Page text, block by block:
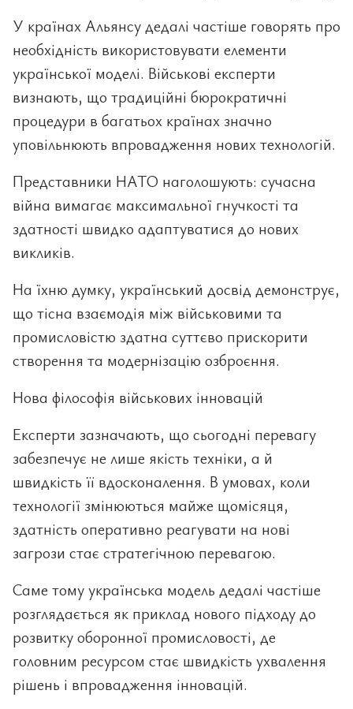
У країнах Альянсу дедалі частіше говорять про
необхідність використовувати елементи
української моделі. Військові експерти
визнають, що традиційні бюрократичні
процедури в багатьох країнах значно
уповільнюють впровадження нових технологій.
Представники НАТО наголошують: сучасна
війна вимагає максимальної гнучкості та
здатності швидко адаптуватися до нових
викликів.
На їхню думку, український досвід демонструє,
що тісна взаємодія між військовими та
промисловістю здатна суттєво прискорити
створення та модернізацію озброєння.
Нова філософія військових інновацій
Експерти зазначають, що сьогодні перевагу
забезпечує не лише якість техніки, а й
швидкість її вдосконалення. В умовах, коли
технології змінюються майже щомісяця,
здатність оперативно реагувати на нові
загрози стає стратегічною перевагою.
Саме тому українська модель дедалі частіше
розглядається як приклад нового підходу до
розвитку оборонної промисловості, де
головним ресурсом стає швидкість ухвалення
рішень і впровадження інновацій.